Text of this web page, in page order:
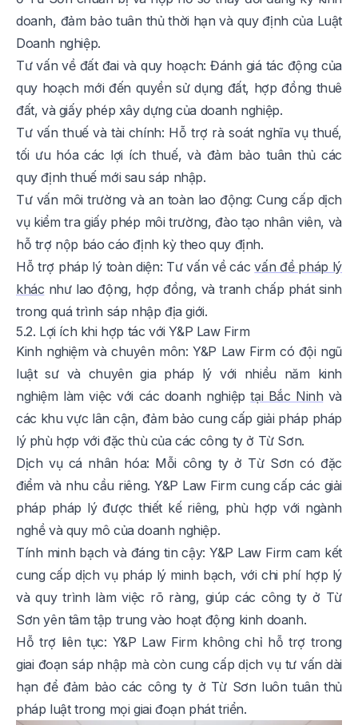
doanh, đảm bảo tuân thủ thời hạn và quy định của Luật
Doanh nghiệp.
Tư vấn về đất đai và quy hoạch: Đánh giá tác động của
quy hoạch mới đến quyền sử dụng đất, hợp đồng thuê
đất, và giấy phép xây dựng của doanh nghiệp.
Tư vấn thuế và tài chính: Hỗ trợ rà soát nghĩa vụ thuế,
tối ưu hóa các lợi ích thuế, và đảm bảo tuân thủ các
quy định thuế mới sau sáp nhập.
Tư vấn môi trường và an toàn lao động: Cung cấp dịch
vụ kiểm tra giấy phép môi trường, đào tạo nhân viên, và
hỗ trợ nộp báo cáo định kỳ theo quy định.
Hỗ trợ pháp lý toàn diện: Tư vấn về cácvấn đề pháp lý
khác như lao động, hợp đồng, và tranh chấp phát sinh
trong quá trình sáp nhập địa giới.
5.2. Lợi ích khi hợp tác với Y&P Law Firm
Kinh nghiệm và chuyên môn: Y&P Law Firm có đội ngũ
luật sư và chuyên gia pháp lý với nhiều năm kinh
nghiệm làm việc với các doanh nghiệptại Bắc Ninh và
các khu vực lân cận, đảm bảo cung cấp giải pháp pháp
lý phù hợp với đặc thù của các công ty ở Từ Sơn.
Dịch vụ cá nhân hóa: Mỗi công ty ở Từ Sơn có đặc
điểm và nhu cầu riêng. Y&P Law Firm cung cấp các giải
pháp pháp lý được thiết kế riêng, phù hợp với ngành
nghề và quy mô của doanh nghiệp.
Tính minh bạch và đáng tin cậy: Y&P Law Firm cam kết
cung cấp dịch vụ pháp lý minh bạch, với chi phí hợp lý
và quy trình làm việc rõ ràng, giúp các công ty ở Từ
Sơn yên tâm tập trung vào hoạt động kinh doanh.
Hỗ trợ liên tục: Y&P Law Firm không chỉ hỗ trợ trong
giai đoạn sáp nhập mà còn cung cấp dịch vụ tư vấn dài
hạn để đảm bảo các công ty ở Từ Sơn luôn tuân thủ
pháp luật trong mọi giai đoạn phát triển.